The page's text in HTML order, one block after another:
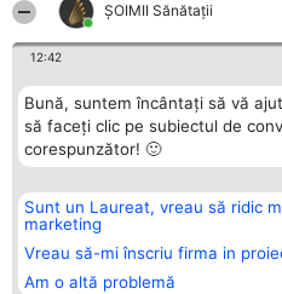
ŞOIMII Sănătații
12:42
Bună, suntem încântați să vă
să faceți clic pe subiectul de
corespunzător! 🙂
Sunt un Laureat, vreau să ridic
marketing
Vreau să-mi înscriu firma in
Am o altă problemă
Organizator Ranking
BRIGHT SOLUTIONS BR SRL
Aleea Timisul De Sus 2 Bl. A30
Sc. A Et. 4 Ap. 13 Cod 061952
București
Lista